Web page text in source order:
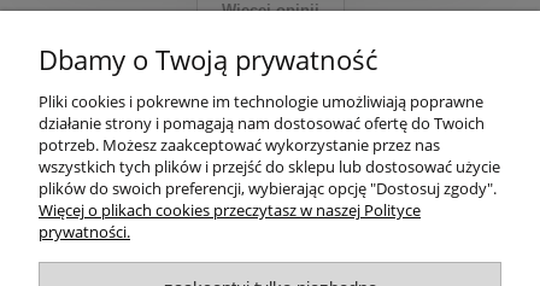
Więcej opinii
Pomoc
Nasze społeczności
Certyfikaty I NORMY
Dbamy o Twoją prywatność
Pliki cookies i pokrewne im technologie umożliwiają poprawne
działanie strony i pomagają nam dostosować ofertę do Twoich
potrzeb. Możesz zaakceptować wykorzystanie przez nas
wszystkich tych plików i przejść do sklepu lub dostosować użycie
plików do swoich preferencji, wybierając opcję "Dostosuj zgody".
Więcej o plikach cookies przeczytasz w naszej Polityce
prywatności.